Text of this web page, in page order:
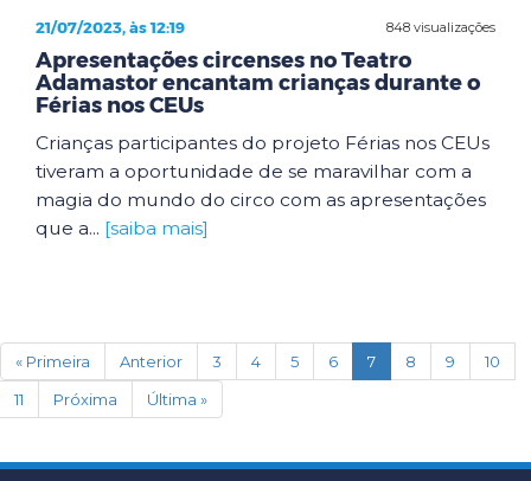
848 visualizações
21/07/2023, às 12:19
Apresentações circenses no Teatro
Adamastor encantam crianças durante o
Férias nos CEUs
Crianças participantes do projeto Férias nos CEUs
tiveram a oportunidade de se maravilhar com a
magia do mundo do circo com as apresentações
que a... [saiba mais]
« Primeira Anterior 3 4 5 6 7(current)
8 9
10
11
Próxima Última »